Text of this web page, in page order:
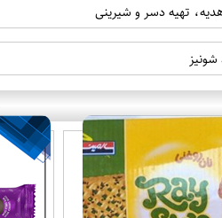
تهیه دسر و شیرینی